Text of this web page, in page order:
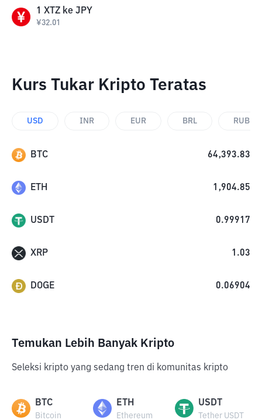
1 XTZ ke JPY
¥32.01
Kurs Tukar Kripto Teratas
USD INR EUR BRL RUB
BTC 64,393.83
ETH 1,904.85
USDT 0.99917
XRP 1.03
DOGE 0.06904
Temukan Lebih Banyak Kripto
Seleksi kripto yang sedang tren di komunitas kripto
BTC
Bitcoin
ETH
Ethereum
USDT
Tether USDT